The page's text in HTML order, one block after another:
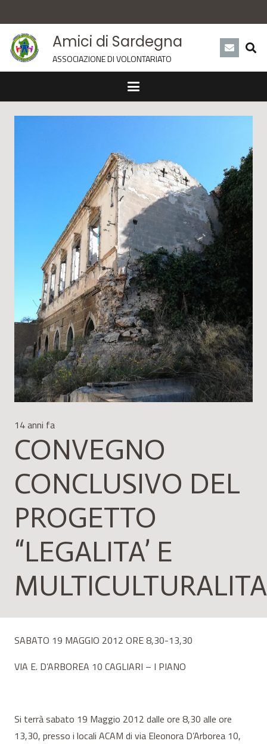
Amici di Sardegna
ASSOCIAZIONE DI VOLONTARIATO
14 anni fa
CONVEGNO
CONCLUSIVO DEL
PROGETTO
“LEGALITA’ E
SABATO 19 MAGGIO 2012 ORE 8,30-13,30
VIA E. D’ARBOREA 10 CAGLIARI – I PIANO
Si terrà sabato 19 Maggio 2012 dalle ore 8,30 alle ore
13,30, presso i locali ACAM di via Eleonora D’Arborea 10,